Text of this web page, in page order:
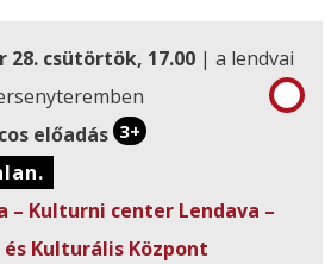
28. csütörtök, 17.00 | a lendvai
előadás 3+
– Kulturni center Lendava –
Kulturális Központ